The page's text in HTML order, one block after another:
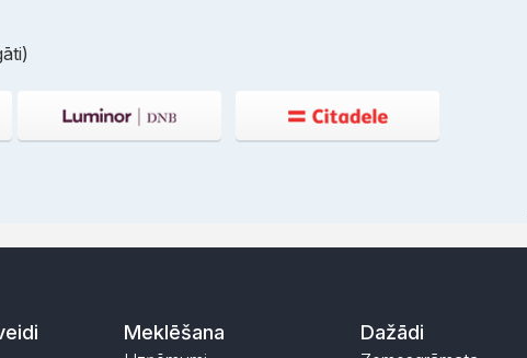
Meklēšana Dažādi